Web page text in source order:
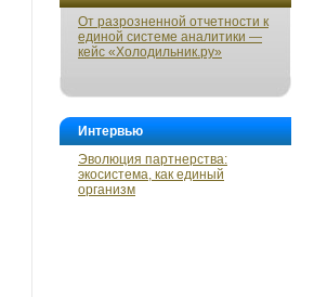
От разрозненной отчетности к
единой системе аналитики —
кейс «Холодильник.ру»
Интервью
Эволюция партнерства:
экосистема, как единый
организм